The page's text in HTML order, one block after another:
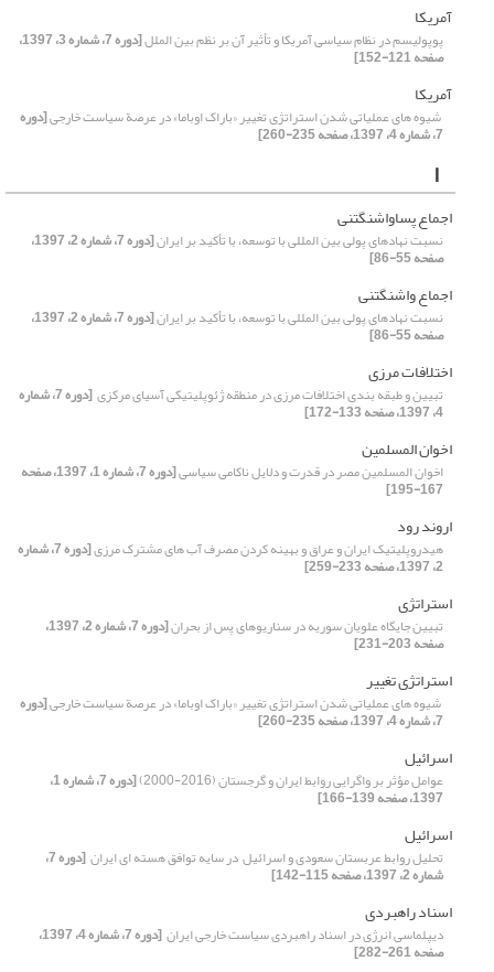
آمریکا
پوپولیسم در نظام سیاسی آمریکا و تأثیر آن بر نظم بین الملل [دوره 7، شماره 3، 1397،
صفحه 121-152]
آمریکا ‏
‏ شیوه های عملیاتی شدن استراتژی تغییر «باراک اوباما» در عرصة سیاست خارجی[دوره
7، شماره 4، 1397، صفحه 235-260]
ا
اجماع پساواشنگتنی
نسبت نهادهای پولی بین‏ المللی با توسعه، با تأکید بر ایران [دوره 7، شماره 2، 1397،
صفحه 55-86]
اجماع واشنگتنی
نسبت نهادهای پولی بین‏ المللی با توسعه، با تأکید بر ایران [دوره 7، شماره 2، 1397،
صفحه 55-86]
اختلافات مرزی
تبیین و طبقه بندی اختلافات مرزی در منطقه ژئوپلیتیکی آسیای مرکزی ‏ [دوره 7، شماره
4، 1397، صفحه 133-172]
اخوان المسلمین
اخوان المسلمین مصر در قدرت و دلایل ناکامی سیاسی [دوره 7، شماره 1، 1397، صفحه
167-195]
اروند رود ‏
هیدروپلیتیک ایران و عراق ‏و بهینه کردن مصرف آب های مشترک مرزی [دوره 7، شماره
2، 1397، صفحه 233-259]
استراتژی ‏
تبیین جایگاه علویان سوریه در سناریوهای پس از بحران [دوره 7، شماره 2، 1397،
صفحه 203-231]
استراتژی تغییر
‏ شیوه های عملیاتی شدن استراتژی تغییر «باراک اوباما» در عرصة سیاست خارجی[دوره
7، شماره 4، 1397، صفحه 235-260]
اسرائیل
عوامل مؤثر بر واگرایی روابط ایران و گرجستان (2016-2000) [دوره 7، شماره 1،
1397، صفحه 139-166]
اسرائیل
تحلیل روابط عربستان سعودی و اسرائیل ‏ در سایه توافق هسته ای ایران ‏ [دوره 7،
شماره 2، 1397، صفحه 115-142]
اسناد راهبردی
دیپلماسی انرژی در اسناد راهبردی سیاست خارجی ایران ‏ [دوره 7، شماره 4، 1397،
صفحه 261-282]